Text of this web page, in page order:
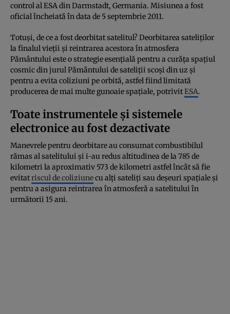
control al ESA din Darmstadt, Germania. Misiunea a fost
oficial încheiată în data de 5 septembrie 2011.
Totuși, de ce a fost deorbitat satelitul? Deorbitarea sateliților
la finalul vieții și reintrarea acestora în atmosfera
Pământului este o strategie esențială pentru a curăța spațiul
cosmic din jurul Pământului de sateliții scoși din uz și
pentru a evita coliziuni pe orbită, astfel fiind limitată
producerea de mai multe gunoaie spațiale, potrivitESA.
Toate instrumentele și sistemele
electronice au fost dezactivate
Manevrele pentru deorbitare au consumat combustibilul
rămas al satelitului și i-au redus altitudinea de la 785 de
kilometri la aproximativ 573 de kilometri astfel încât să fie
evitatriscul de coliziunecu alți sateliți sau deșeuri spațiale și
pentru a asigura reintrarea în atmosferă a satelitului în
următorii 15 ani.